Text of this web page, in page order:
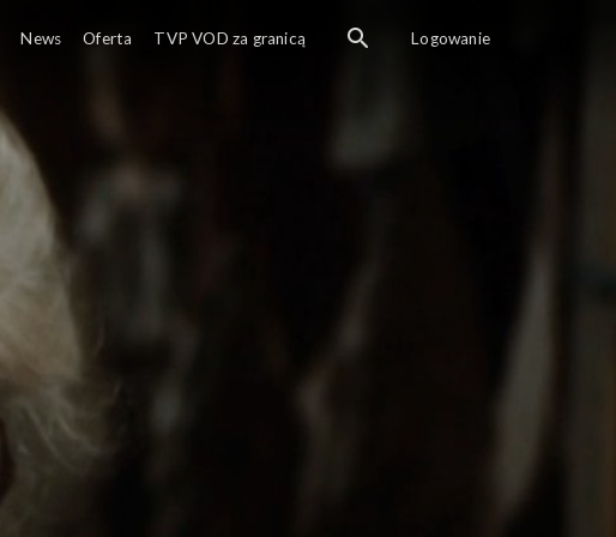
News Oferta TVP VOD za granicą Logowanie